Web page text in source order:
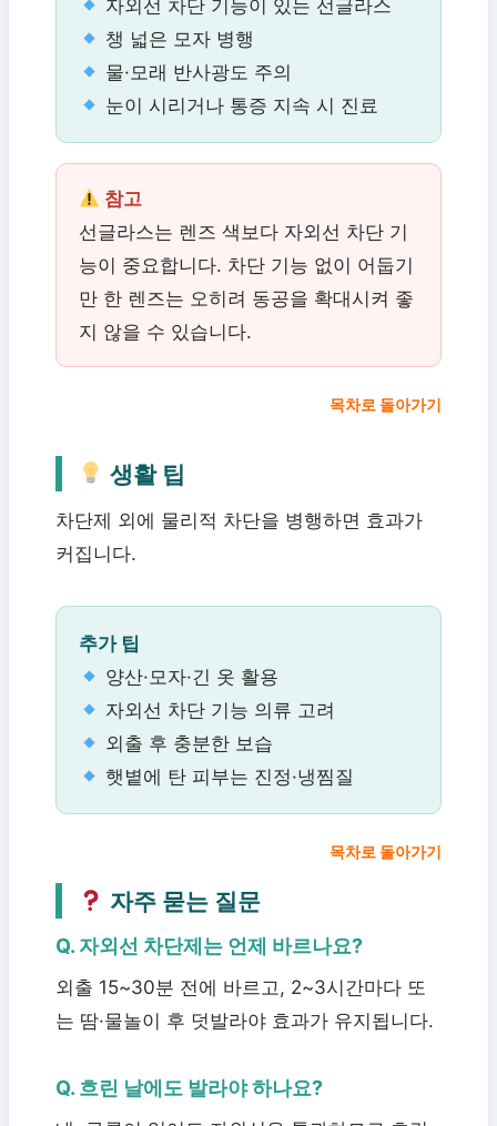
자외선 차단 기능이 있는 선글라스
챙 넓은 모자 병행
물·모래 반사광도 주의
눈이 시리거나 통증 지속 시 진료
참고
선글라스는 렌즈 색보다 자외선 차단 기
능이 중요합니다. 차단 기능 없이 어둡기
만 한 렌즈는 오히려 동공을 확대시켜 좋
지 않을 수 있습니다.
목차로 돌아가기
생활 팁
차단제 외에 물리적 차단을 병행하면 효과가
커집니다.
추가 팁
양산·모자·긴 옷 활용
자외선 차단 기능 의류 고려
외출 후 충분한 보습
햇볕에 탄 피부는 진정·냉찜질
목차로 돌아가기
자주 묻는 질문
Q. 자외선 차단제는 언제 바르나요?
외출 15~30분 전에 바르고, 2~3시간마다 또
는 땀·물놀이 후 덧발라야 효과가 유지됩니다.
Q. 흐린 날에도 발라야 하나요?